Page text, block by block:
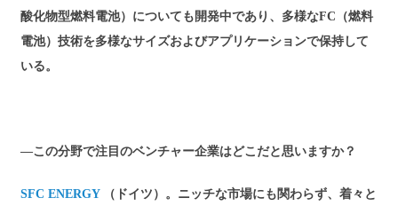
酸化物型燃料電池）についても開発中であり、多様なFC（燃料
電池）技術を多様なサイズおよびアプリケーションで保持して
いる。
―この分野で注目のベンチャー企業はどこだと思いますか？
SFC ENERGY（ドイツ）。ニッチな市場にも関わらず、着々と